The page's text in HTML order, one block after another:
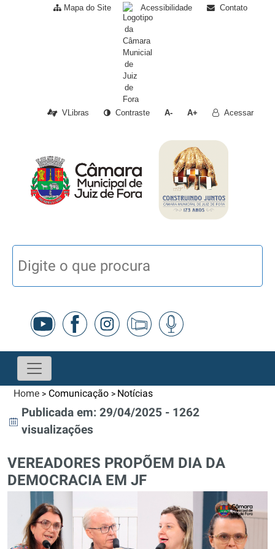
Mapa do Site Acessibilidade Contato
VLibras Contraste A- A+ Acessar
Home > Comunicação > Notícias
Publicada em: 29/04/2025 - 1262
visualizações
VEREADORES PROPÕEM DIA DA
DEMOCRACIA EM JF